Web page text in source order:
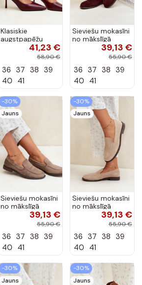
Klasiskie
augstpapēžu
kurpes no
mākslīgās ādas,
41,23 €
58,90 €
36 37 38 39
40 41
Sieviešu mokasīni
no mākslīgā
zamša, bordo
krāsā Laisie
39,13 €
55,90 €
36 37 38 39
40 41
-30%
Jauns
Sieviešu mokasīni
no mākslīgā
zamša, māla
krāsā Laisie
39,13 €
55,90 €
36 37 38 39
40 41
-30%
Jauns
Sieviešu mokasīni
no mākslīgā
zamša, smilšu
krāsā Laisie
39,13 €
55,90 €
36 37 38 39
40 41
-30%
Jauns
-30%
Jauns